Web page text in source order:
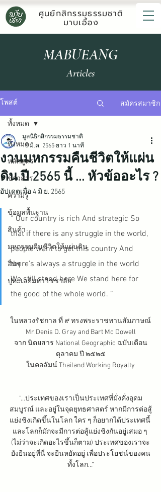
ศูนย์กสิกรรมธรรมชาติ
มาบเอื้อง
MABUEANG
Articles
โพสต์ สมัครสมาชิก
ทั้งหมด
หลักสูตร
ข่าวสาร
ความรู้
ข้อมูลพื้นฐาน
สินค้า
มหกรรมคืนชีวิตให้แผ่นดิน
อื่นๆ
ปูทะเลย์มหาวิชชาลัย
ทั้งหมด
งานมหกรรมคืนชีวิตให้แผ่น
ดิน ปี 2565 นี้ ... หัวข้ออะไร ?
มูลนิธิกสิกรรมธรรมชาติ
10 มี.ค. 2565 ยาว 1 นาที
อัปเดตเมื่อ4 มิ.ย. 2565
“ Our country is rich And strategic So
that if there is any struggle in the world,
people want to get this country And
there's always a struggle in the world
We still stand here We stand here for
the good of the whole world. ”
ในหลวงรัชกาล ที่ ๙ ทรงพระราชทานสัมภาษณ์
Mr.Denis D. Gray and Bart Mc Dowell
จาก นิตยสาร National Geographic ฉบับเดือน
ตุลาคม ปี ๒๕๒๕
ในคอลัมน์ Thailand Working Royalty
“…ประเทศของเราเป็นประเทศที่มั่งคั่งอุดม
สมบูรณ์ และอยู่ในจุดยุทธศาสตร์ หากมีการต่อสู้
แย่งชิงเกิดขึ้นในโลก ใคร ๆ ก็อยากได้ประเทศนี้
และโลกก็มักจะมีการต่อสู้แย่งชิงกันอยู่เสมอ ๆ
(ไม่ว่าจะเกิดอะไรขึ้นก็ตาม) ประเทศของเราจะ
ยังยืนอยู่ที่นี่ จะยืนหยัดอยู่ เพื่อประโยชน์ของคน
ทั้งโลก…”